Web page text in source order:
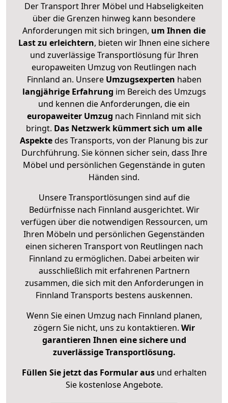
Der Transport Ihrer Möbel und Habseligkeiten
über die Grenzen hinweg kann besondere
Anforderungen mit sich bringen, um Ihnen die
Last zu erleichtern, bieten wir Ihnen eine sichere
und zuverlässige Transportlösung für Ihren
europaweiten Umzug von Reutlingen nach
Finnland an. Unsere Umzugsexperten haben
langjährige Erfahrung im Bereich des Umzugs
und kennen die Anforderungen, die ein
europaweiter Umzug nach Finnland mit sich
bringt. Das Netzwerk kümmert sich um alle
Aspektedes Transports, von der Planung bis zur
Durchführung. Sie können sicher sein, dass Ihre
Möbel und persönlichen Gegenstände in guten
Händen sind.
Unsere Transportlösungen sind auf die
Bedürfnisse nach Finnland ausgerichtet. Wir
verfügen über die notwendigen Ressourcen, um
Ihren Möbeln und persönlichen Gegenständen
einen sicheren Transport von Reutlingen nach
Finnland zu ermöglichen. Dabei arbeiten wir
ausschließlich mit erfahrenen Partnern
zusammen, die sich mit den Anforderungen in
Finnland Transports bestens auskennen.
Wenn Sie einen Umzug nach Finnland planen,
zögern Sie nicht, uns zu kontaktieren. Wir
garantieren Ihnen eine sichere und
zuverlässige Transportlösung.
Füllen Sie jetzt das Formular ausund erhalten
Sie kostenlose Angebote.